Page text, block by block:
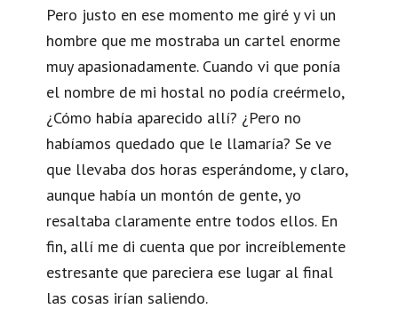
Pero justo en ese momento me giré y vi un
hombre que me mostraba un cartel enorme
muy apasionadamente. Cuando vi que ponía
el nombre de mi hostal no podía creérmelo,
¿Cómo había aparecido allí? ¿Pero no
habíamos quedado que le llamaría? Se ve
que llevaba dos horas esperándome, y claro,
aunque había un montón de gente, yo
resaltaba claramente entre todos ellos. En
fin, allí me di cuenta que por increíblemente
estresante que pareciera ese lugar al final
las cosas irían saliendo.